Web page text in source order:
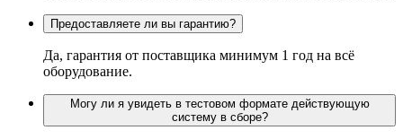
Предоставляете ли вы гарантию?
Да, гарантия от поставщика минимум 1 год на всё
оборудование.
Могу ли я увидеть в тестовом формате действующую
систему в сборе?